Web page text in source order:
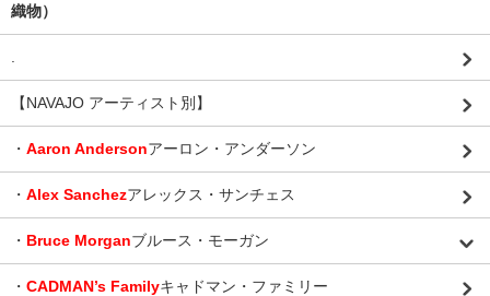
織物）
【NAVAJO アーティスト別】
・ Aaron Andersonアーロン・アンダーソン
・ Alex Sanchezアレックス・サンチェス
・ Bruce Morganブルース・モーガン
・ CADMAN’s Familyキャドマン・ファミリー